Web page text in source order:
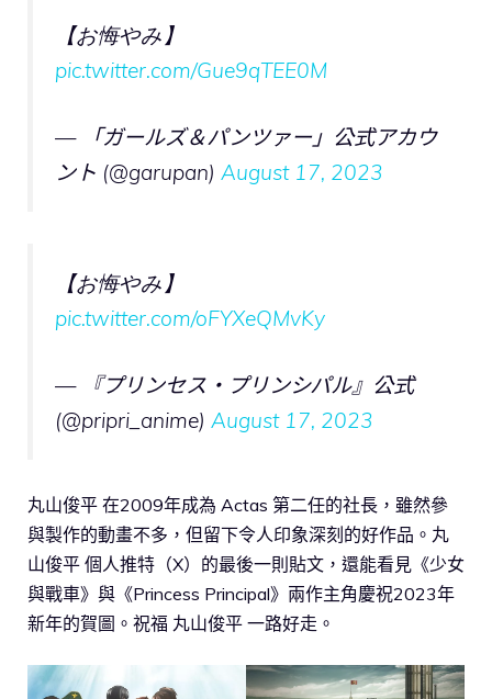
【お悔やみ】
pic.twitter.com/Gue9qTEE0M
— 「ガールズ＆パンツァー」公式アカウ
ント (@garupan) August 17, 2023
【お悔やみ】
pic.twitter.com/oFYXeQMvKy
— 『プリンセス・プリンシパル』公式
(@pripri_anime) August 17, 2023
丸山俊平 在2009年成為 Actas 第二任的社長，雖然參
與製作的動畫不多，但留下令人印象深刻的好作品。丸
山俊平 個人推特（X）的最後一則貼文，還能看見《少女
與戰車》與《Princess Principal》兩作主角慶祝2023年
新年的賀圖。祝福 丸山俊平 一路好走。